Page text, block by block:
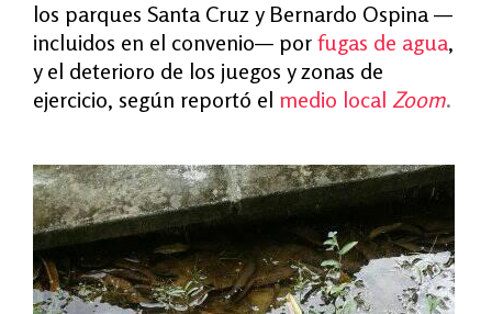
los parques Santa Cruz y Bernardo Ospina —
incluidos en el convenio— por fugas de agua,
y el deterioro de los juegos y zonas de
ejercicio, según reportó el medio local Zoom.